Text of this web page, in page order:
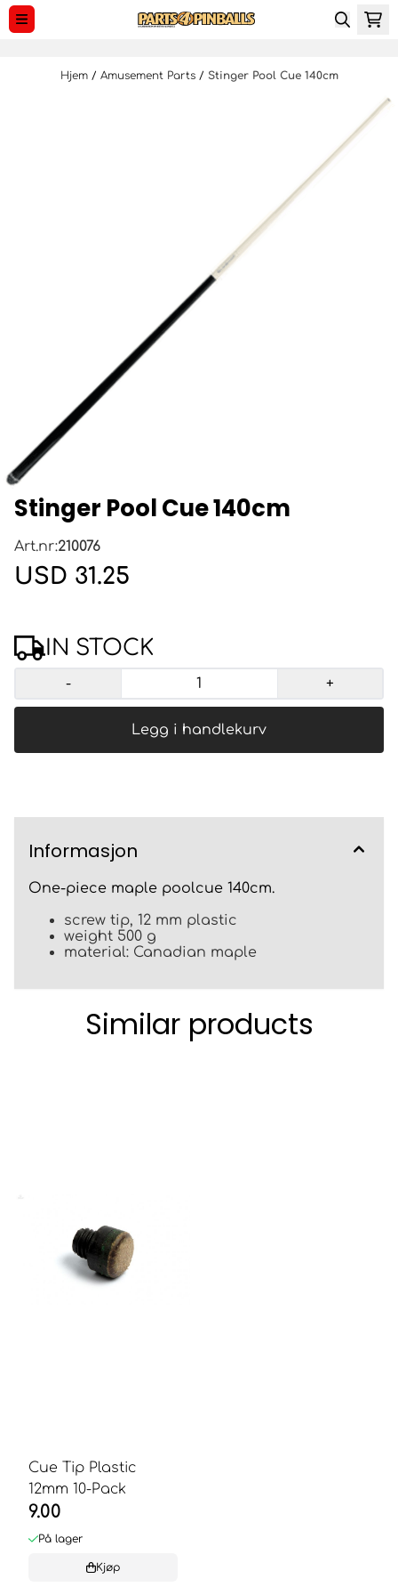
Hopp til innhold
Hjem / Amusement Parts / Stinger Pool Cue 140cm
Stinger Pool Cue 140cm
Art.nr:210076
USD 31.25
IN STOCK
- +
Legg i handlekurv
Informasjon
One-piece maple poolcue 140cm.
screw tip, 12 mm plastic
weight 500 g
material: Canadian maple
Similar products
Cue Tip Plastic
12mm 10-Pack
9.00
På lager
Kjøp